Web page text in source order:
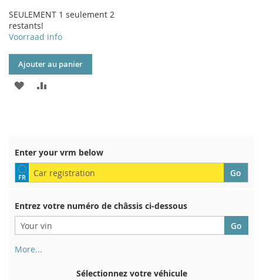
SEULEMENT 1 seulement 2
restants!
Voorraad info
Ajouter au panier
AJOUTER
D’ENVIE
Enter your vrm below
Entrez votre numéro de châssis ci-dessous
More...
d'immatriculation. Et aussi dans la voiture
Sélectionnez votre véhicule